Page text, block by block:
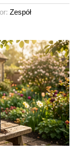
Zespół